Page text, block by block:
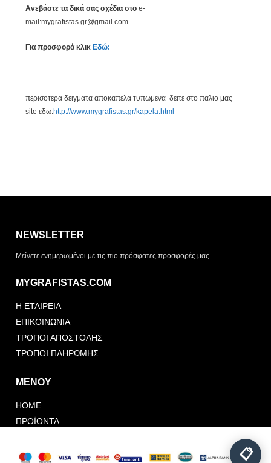
Ανεβάστε τα δικά σας σχέδια στο e-
mail:mygrafistas.gr@gmail.com
Για προσφορά κλικ Εδώ:
περισοτερα δειγματα αποκαπελα τυπωμενα δειτε στο παλιο μας
site εδω:http://www.mygrafistas.gr/kapela.html
NEWSLETTER
Μείνετε ενημερωμένοι με τις πιο πρόσφατες προσφορές μας.
MYGRAFISTAS.COM
Η ΕΤΑΙΡΕΙΑ
ΕΠΙΚΟΙΝΩΝΙΑ
ΤΡΟΠΟΙ ΑΠΟΣΤΟΛΗΣ
ΤΡΟΠΟΙ ΠΛΗΡΩΜΗΣ
ΜΕΝΟΥ
HOME
ΠΡΟΪΟΝΤΑ
ΠΡΟΣΦΟΡΕΣ
ΤΡΌΠΟΣ ΠΑΡΆΔΟΣΗΣ
📋